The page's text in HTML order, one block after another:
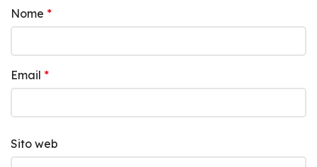
Nome *
Email *
Sito web